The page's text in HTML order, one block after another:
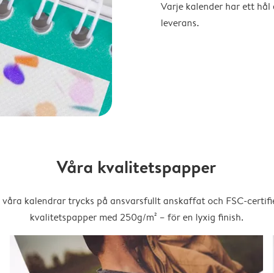
Varje kalender har ett
leverans.
Våra kvalitetspapper
kalendrar trycks på ansvarsfullt anskaffat och FSC-
kvalitetspapper med 250g/m² – för en lyxig finish.